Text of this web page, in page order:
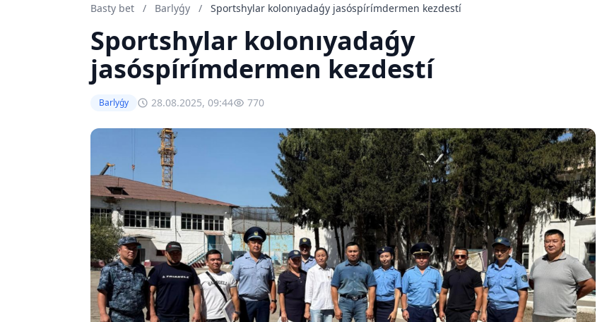
Basty bet / Barlyǵy / Sportshylar kolonıyadaǵy jasóspírímdermen kezdestí
Sportshylar kolonıyadaǵy
jasóspírímdermen kezdestí
Barlyǵy 28.08.2025, 09:44 770